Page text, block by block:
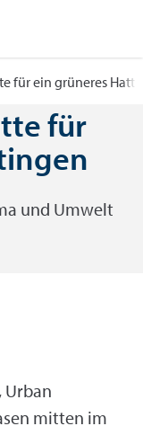
für ein grüneres
für
und Umwelt
Urban
mitten im